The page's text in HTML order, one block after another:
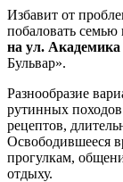
Избавит от
побаловать
на ул.
Бульвар».
Разнообразие
рутинных
рецептов,
Освободившееся
прогулкам,
отдыху.